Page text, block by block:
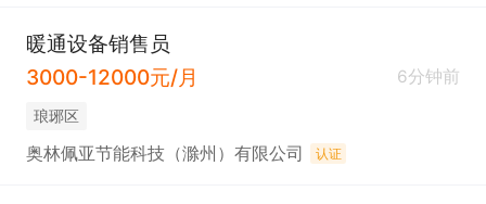
暖通设备销售员
3000-12000元/月
6分钟前
琅琊区
奥林佩亚节能科技（滁州）有限公司 认证